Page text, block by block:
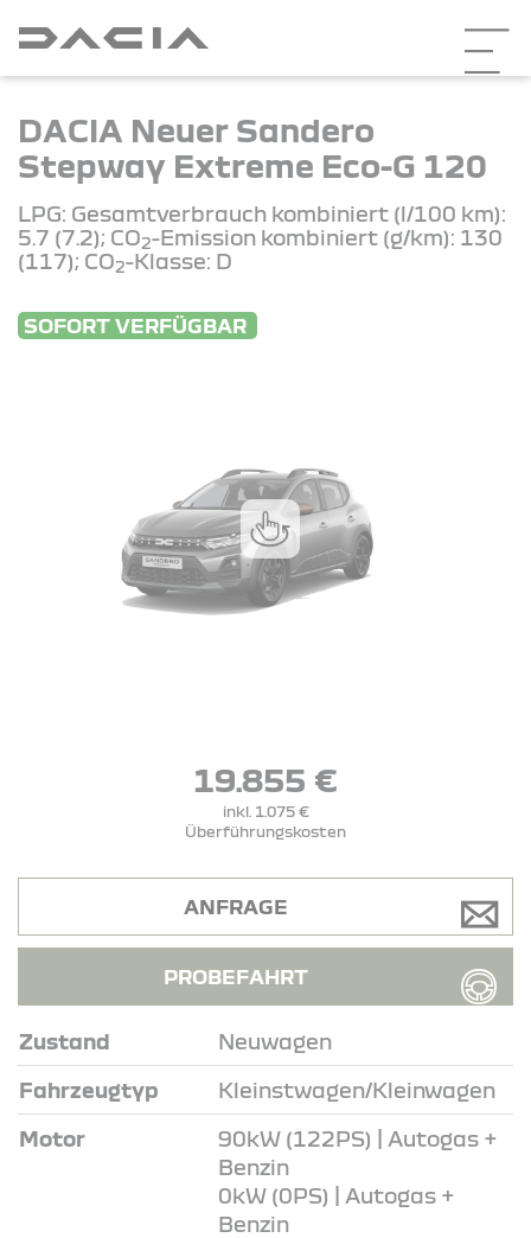
DACIA Neuer Sandero
Stepway Extreme Eco-G 120
LPG: Gesamtverbrauch kombiniert (l/100 km):
5.7 (7.2); CO2-Emission kombiniert (g/km): 130
(117); CO2-Klasse: D
SOFORT VERFÜGBAR
19.855 €
inkl. 1.075 €
Überführungskosten
Zustand Neuwagen
Fahrzeugtyp Kleinstwagen/Kleinwagen
Motor
90kW (122PS) | Autogas +
Benzin
0kW (0PS) | Autogas +
Benzin
ANFRAGE
PROBEFAHRT